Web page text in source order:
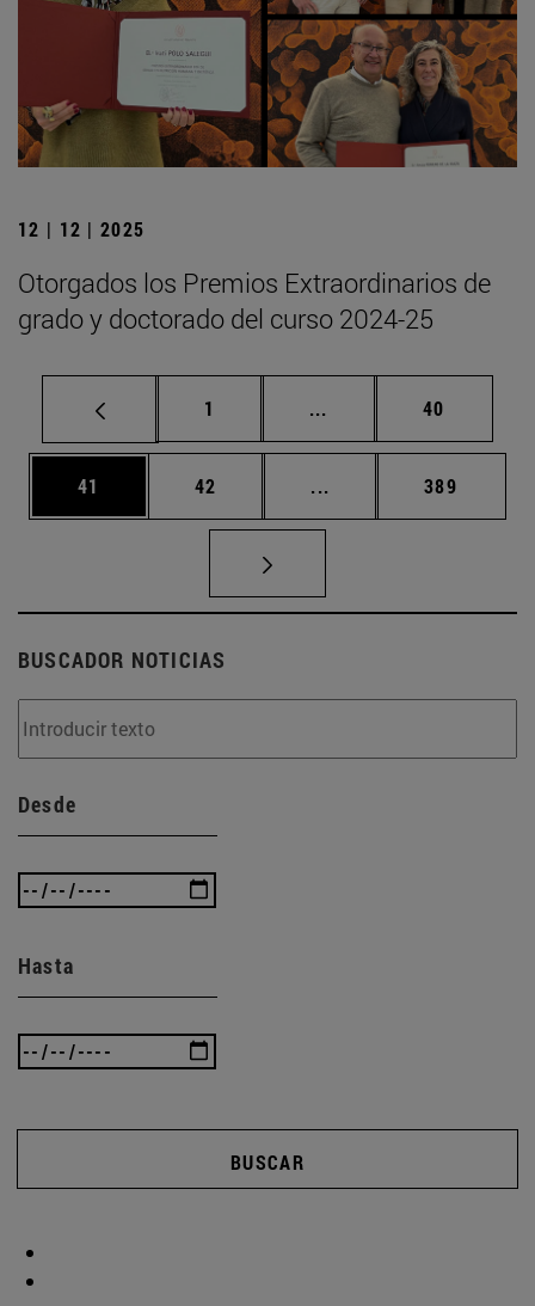
12 | 12 | 2025
Otorgados los Premios Extraordinarios de
grado y doctorado del curso 2024-25
Página
1 ... Páginas intermedias
Página
40
Página
41 Página
42 ... Páginas intermedias
Página
389
BUSCADOR NOTICIAS
Desde
Hasta
BUSCAR